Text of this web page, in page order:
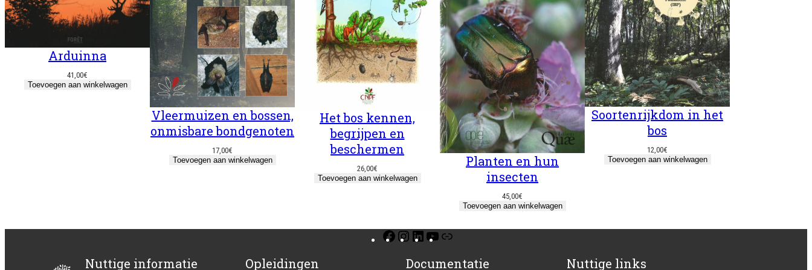
Arduinna
41,00€
Toevoegen aan winkelwagen
Vleermuizen en bossen,
onmisbare bondgenoten
17,00€
Toevoegen aan winkelwagen
Het bos kennen,
begrijpen en
beschermen
26,00€
Toevoegen aan winkelwagen
Planten en hun
insecten
45,00€
Toevoegen aan winkelwagen
Soortenrijkdom in het
bos
12,00€
Toevoegen aan winkelwagen
Facebook
Instagram
LinkedInYouTube
Nuttige informatie Opleidingen Documentatie Nuttige links